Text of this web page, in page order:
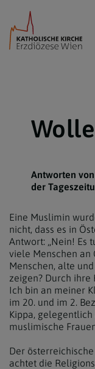
Antworten
der
Eine Muslimin
nicht, dass es in
Antwort: „Nein! Es
viele Menschen an
Menschen, alte
zeigen? Durch ihre
Ich bin an meiner
im 20. und im 2.
Kippa,
muslimische
Der
achtet die